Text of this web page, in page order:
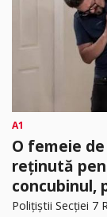
A1
O femeie
reținută
concubinul,
​Polițiștii Secției 7